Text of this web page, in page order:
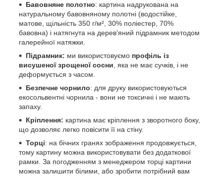
Бавовняне полотно: картина надрукована на
натуральному бавовняному полотні (водостійке,
матове, щільність 350 г/м², 30% поліестер, 70%
бавовна) і натягнута на дерев'яний підрамник методом
галерейної натяжки.
Підрамник: ми використовуємо профіль із
висушеної зрощеної сосни, яка не має сучків, і не
деформується з часом.
Безпечне чорнило: для друку використовуються
екосольвентні чорнила - вони не токсичні і не мають
запаху.
Кріплення: картина має кріплення з зворотного боку,
що дозволяє легко повісити її на стіну.
Торці: на бічних гранях зображення продовжується,
тому картину можна використовувати без додаткової
рамки. За погодженням з менеджером торці картини
можна залишити білими, або зробити потрібний вам